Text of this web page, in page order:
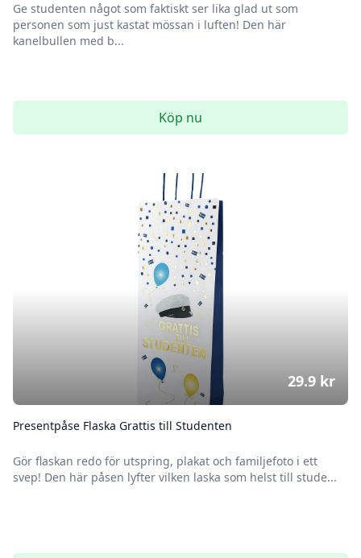
Ge studenten något som faktiskt ser lika glad ut som
personen som just kastat mössan i luften! Den här
kanelbullen med b...
Köp nu
Presentpåse Flaska Grattis till Studenten
Gör flaskan redo för utspring, plakat och familjefoto i ett
svep! Den här påsen lyfter vilken laska som helst till stude...
29.9 kr